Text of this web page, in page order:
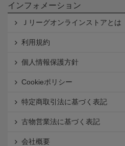
インフォメーション
Ｊリーグオンラインストアとは
利用規約
個人情報保護方針
Cookieポリシー
特定商取引法に基づく表記
古物営業法に基づく表記
会社概要